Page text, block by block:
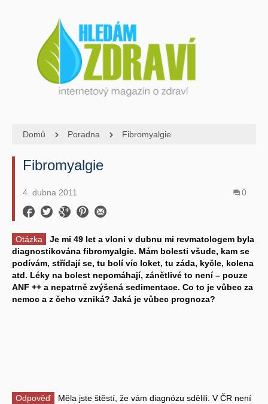
Domů Poradna Fibromyalgie
Fibromyalgie
4. dubna 2011 0
Otázka
Je mi 49 let a vloni v dubnu mi revmatologem byla
diagnostikována fibromyalgie. Mám bolesti všude, kam se
podívám, střídají se, tu bolí víc loket, tu záda, kyčle, kolena
atd. Léky na bolest nepomáhají, zánětlivé to není – pouze
ANF ++ a nepatrně zvýšená sedimentace. Co to je vůbec za
nemoc a z čeho vzniká? Jaká je vůbec prognoza?
Odpověď
Měla jste štěstí, že vám diagnózu sdělili. V ČR není